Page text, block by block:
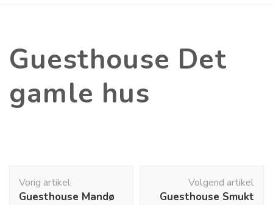
Guesthouse Det
gamle hus
Bericht
Vorig artikel
Guesthouse Mandø
Volgend artikel
Guesthouse Smukt